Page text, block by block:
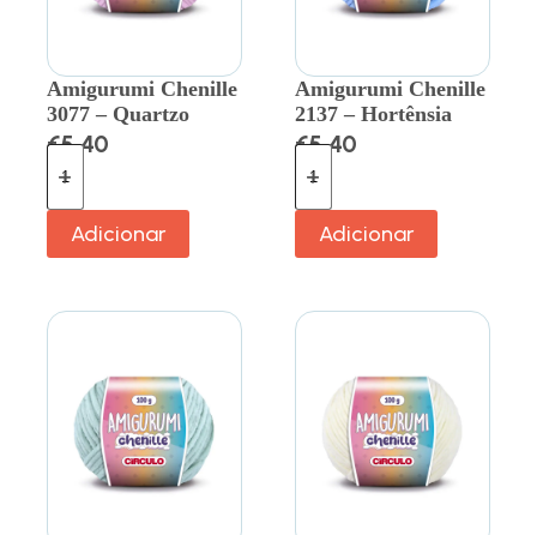
Amigurumi Chenille
3077 – Quartzo
€5.40
Adicionar
Amigurumi Chenille
2137 – Hortênsia
€5.40
Adicionar